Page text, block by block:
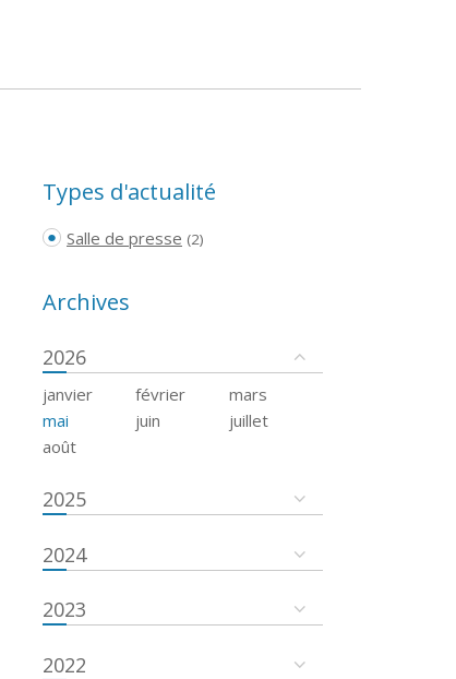
Types d'actualité
Salle de presse (2)
Archives
2026
janvier février
mars
mai
juin
juillet
août
2025
2024
2023
2022